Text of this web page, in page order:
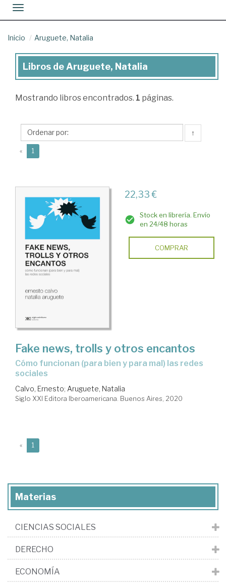
Toggle navigation
Inicio Aruguete, Natalia
Libros
Aruguete,
Libros de Aruguete, Natalia
Mostrando libros encontrados. 1 páginas.
↑
« 1
22,33 €
Stock en librería. Envío
en 24/48 horas
COMPRAR
Fake news, trolls y otros encantos
Cómo funcionan (para bien y para mal) las redes
sociales
Calvo, Ernesto; Aruguete, Natalia
Siglo XXI Editora Iberoamericana. Buenos Aires, 2020
« 1
Materias
CIENCIAS SOCIALES
DERECHO
ECONOMÍA